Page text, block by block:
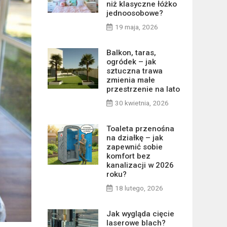
niż klasyczne łóżko
jednoosobowe?
19 maja, 2026
Balkon, taras,
ogródek – jak
sztuczna trawa
zmienia małe
przestrzenie na lato
30 kwietnia, 2026
Toaleta przenośna
na działkę – jak
zapewnić sobie
komfort bez
kanalizacji w 2026
roku?
18 lutego, 2026
Jak wygląda cięcie
laserowe blach?